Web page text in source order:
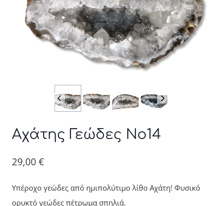
Αχάτης Γεώδες Νο14
29,00 €
Υπέροχο γεώδες από ημιπολύτιμο λίθο Αχάτη! Φυσικό
ορυκτό γεώδες πέτρωμα σπηλιά.